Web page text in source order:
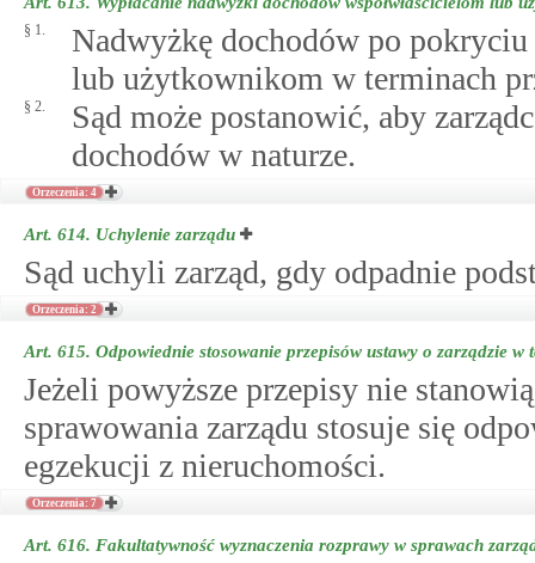
§ 1.
Nadwyżkę dochodów po pokryciu
lub użytkownikom w terminach
§ 2.
Sąd może postanowić, aby
dochodów w naturze.
Orzeczenia: 4
Art. 614. Uchylenie zarządu
Sąd uchyli zarząd, gdy odpadnie
Orzeczenia: 2
Art. 615. Odpowiednie stosowanie przepisów ustawy o zarządzie
Jeżeli powyższe przepisy nie
sprawowania zarządu stosuje się
egzekucji z nieruchomości.
Orzeczenia: 7
Art. 616. Fakultatywność wyznaczenia rozprawy w sprawach